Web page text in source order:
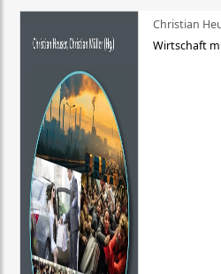
Christian
Wirtschaft